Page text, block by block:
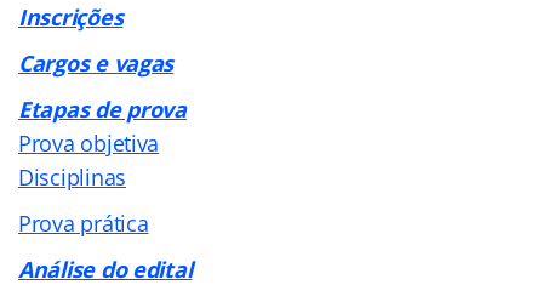
Inscrições
Cargos e vagas
Etapas de prova
Prova objetiva
Disciplinas
Prova prática
Análise do edital